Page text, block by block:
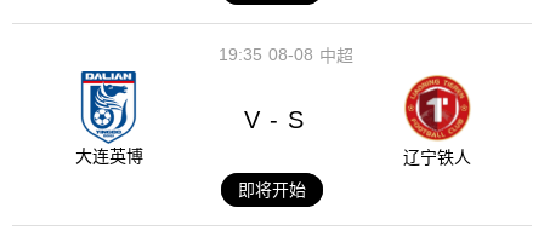
08-08
19:35 中超
大连英博
V - S
辽宁铁人
即将开始